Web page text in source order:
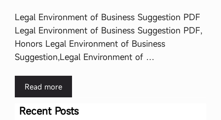
Legal Environment of Business Suggestion PDF
Legal Environment of Business Suggestion PDF,
Honors Legal Environment of Business
Suggestion,Legal Environment of …
Read more
Recent Posts